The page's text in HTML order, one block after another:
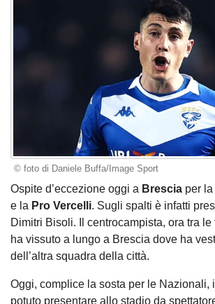
© foto di Daniele Buffa/Image Sport
Ospite d’eccezione oggi a Brescia per la
e la Pro Vercelli. Sugli spalti è infatti
Dimitri Bisoli. Il centrocampista, ora tra
ha vissuto a lungo a Brescia dove ha
dell’altra squadra della città.
Oggi, complice la sosta per le Nazionali,
potuto presentare allo stadio da